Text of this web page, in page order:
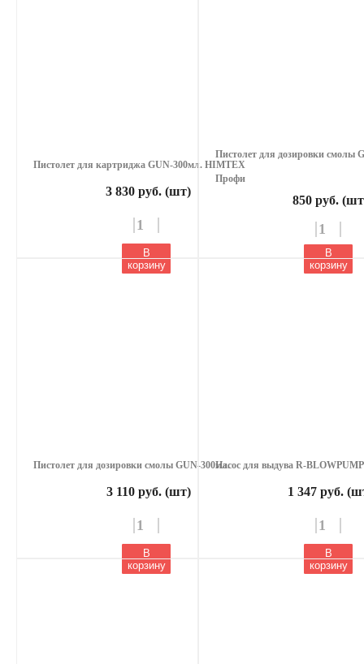
Пистолет для картриджа GUN-300мл. HIMTEX
3 830 руб. (шт)
В
корзину
Пистолет для дозировки смолы
Профи
850 руб.
В
корзину
Пистолет для дозировки смолы GUN-300мл.
3 110 руб. (шт)
В
корзину
Насос для выдува R-BLOWPUMP
1 347 руб.
В
корзину